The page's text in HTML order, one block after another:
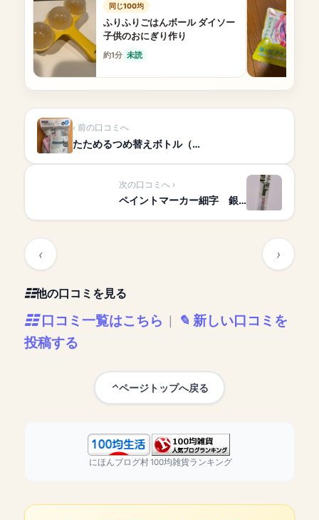
同じ100均
ふりふりごはんボール ダイソー
子供のおにぎり作り
約1分 未読
前の口コミへ
たためるつめ替えボトル（…
次の口コミへ
ペイントマーカー細字 銀…
他の口コミを見る
口コミ一覧はこちら
新しい口コミを
投稿する
ページトップへ戻る
にほんブログ村100均雑貨ランキング